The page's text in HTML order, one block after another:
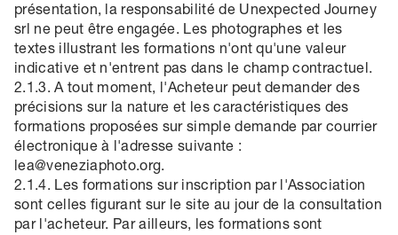
présentation, la responsabilité de Unexpected Journey
srl ne peut être engagée. Les photographes et les
textes illustrant les formations n'ont qu'une valeur
indicative et n'entrent pas dans le champ contractuel.
2.1.3. A tout moment, l'Acheteur peut demander des
précisions sur la nature et les caractéristiques des
formations proposées sur simple demande par courrier
électronique à l'adresse suivante :
lea@veneziaphoto.org.
2.1.4. Les formations sur inscription par l'Association
sont celles figurant sur le site au jour de la consultation
par l'acheteur. Par ailleurs, les formations sont